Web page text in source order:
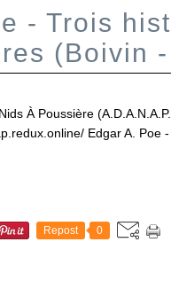
- Trois
(Boivin
À Poussière
Edgar A. Poe
Repost 0